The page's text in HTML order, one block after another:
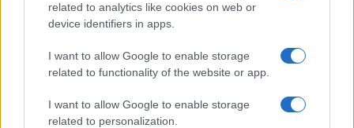
related to analytics like cookies on web or
device identifiers in apps.
I want to allow Google to enable storage
related to functionality of the website or app.
I want to allow Google to enable storage
related to personalization.
Feliratkozom a hírlevélre és elfogadom az
FELIRATKOZÁS